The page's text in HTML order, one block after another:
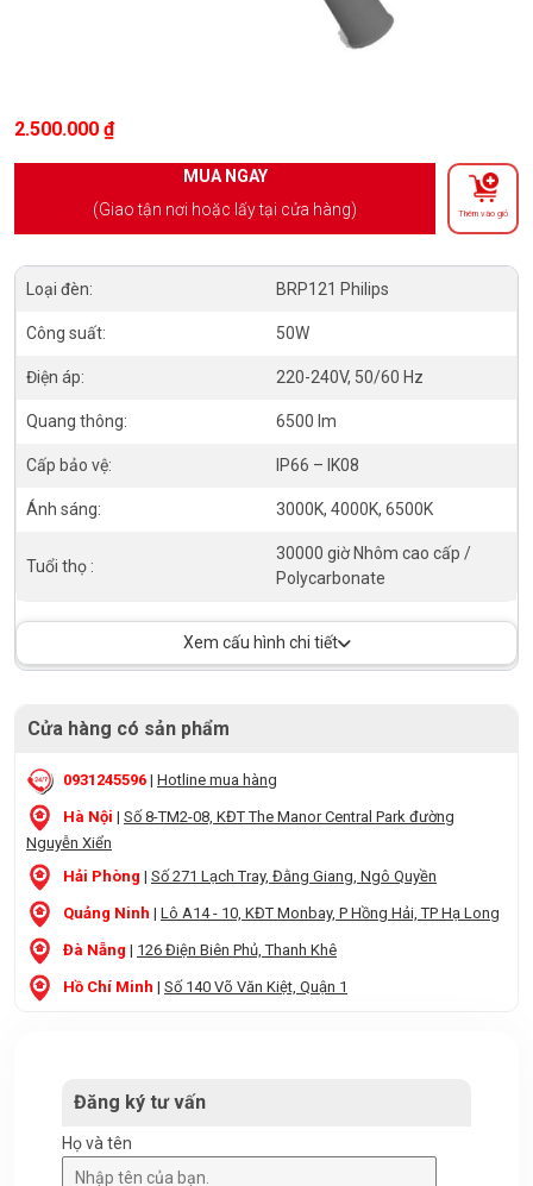
2.500.000 ₫
MUA NGAY
(Giao tận nơi hoặc lấy tại cửa hàng)
Thêm vào giỏ
Loại đèn: BRP121 Philips
Công suất: 50W
Điện áp: 220-240V, 50/60 Hz
Quang thông: 6500 lm
Cấp bảo vệ: IP66 – IK08
Ánh sáng: 3000K, 4000K, 6500K
Tuổi thọ :
30000 giờ Nhôm cao cấp /
Polycarbonate
Xem cấu hình chi tiết
Cửa hàng có sản phẩm
0931245596 | Hotline mua hàng
Hà Nội | Số 8-TM2-08, KĐT The Manor Central Park đường
Nguyễn Xiển
Hải Phòng | Số 271 Lạch Tray, Đằng Giang, Ngô Quyền
Quảng Ninh | Lô A14 - 10, KĐT Monbay, P Hồng Hải, TP Hạ Long
Đà Nẵng | 126 Điện Biên Phủ, Thanh Khê
Hồ Chí Minh | Số 140 Võ Văn Kiệt, Quận 1
Đăng ký tư vấn
Họ và tên